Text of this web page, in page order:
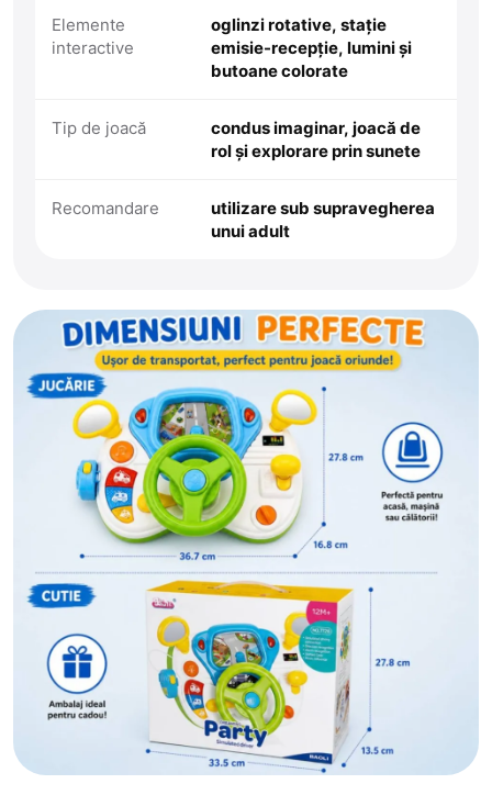
Elemente
interactive
oglinzi rotative, stație
emisie-recepție, lumini și
butoane colorate
Tip de joacă
condus imaginar, joacă de
rol și explorare prin sunete
Recomandare
utilizare sub supravegherea
unui adult